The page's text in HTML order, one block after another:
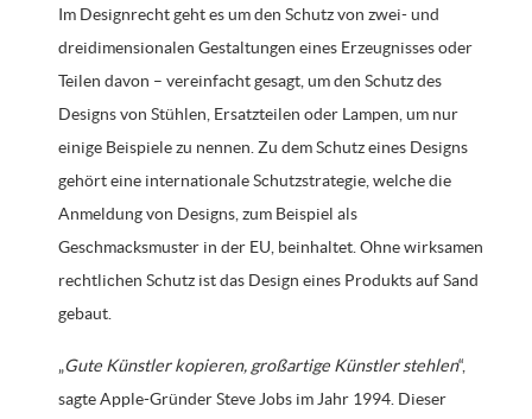
Im Designrecht geht es um den Schutz von zwei- und
dreidimensionalen Gestaltungen eines Erzeugnisses oder
Teilen davon – vereinfacht gesagt, um den Schutz des
Designs von Stühlen, Ersatzteilen oder Lampen, um nur
einige Beispiele zu nennen. Zu dem Schutz eines Designs
gehört eine internationale Schutzstrategie, welche die
Anmeldung von Designs, zum Beispiel als
Geschmacksmuster in der EU, beinhaltet. Ohne wirksamen
rechtlichen Schutz ist das Design eines Produkts auf Sand
gebaut.
„Gute Künstler kopieren, großartige Künstler stehlen“,
sagte Apple-Gründer Steve Jobs im Jahr 1994. Dieser